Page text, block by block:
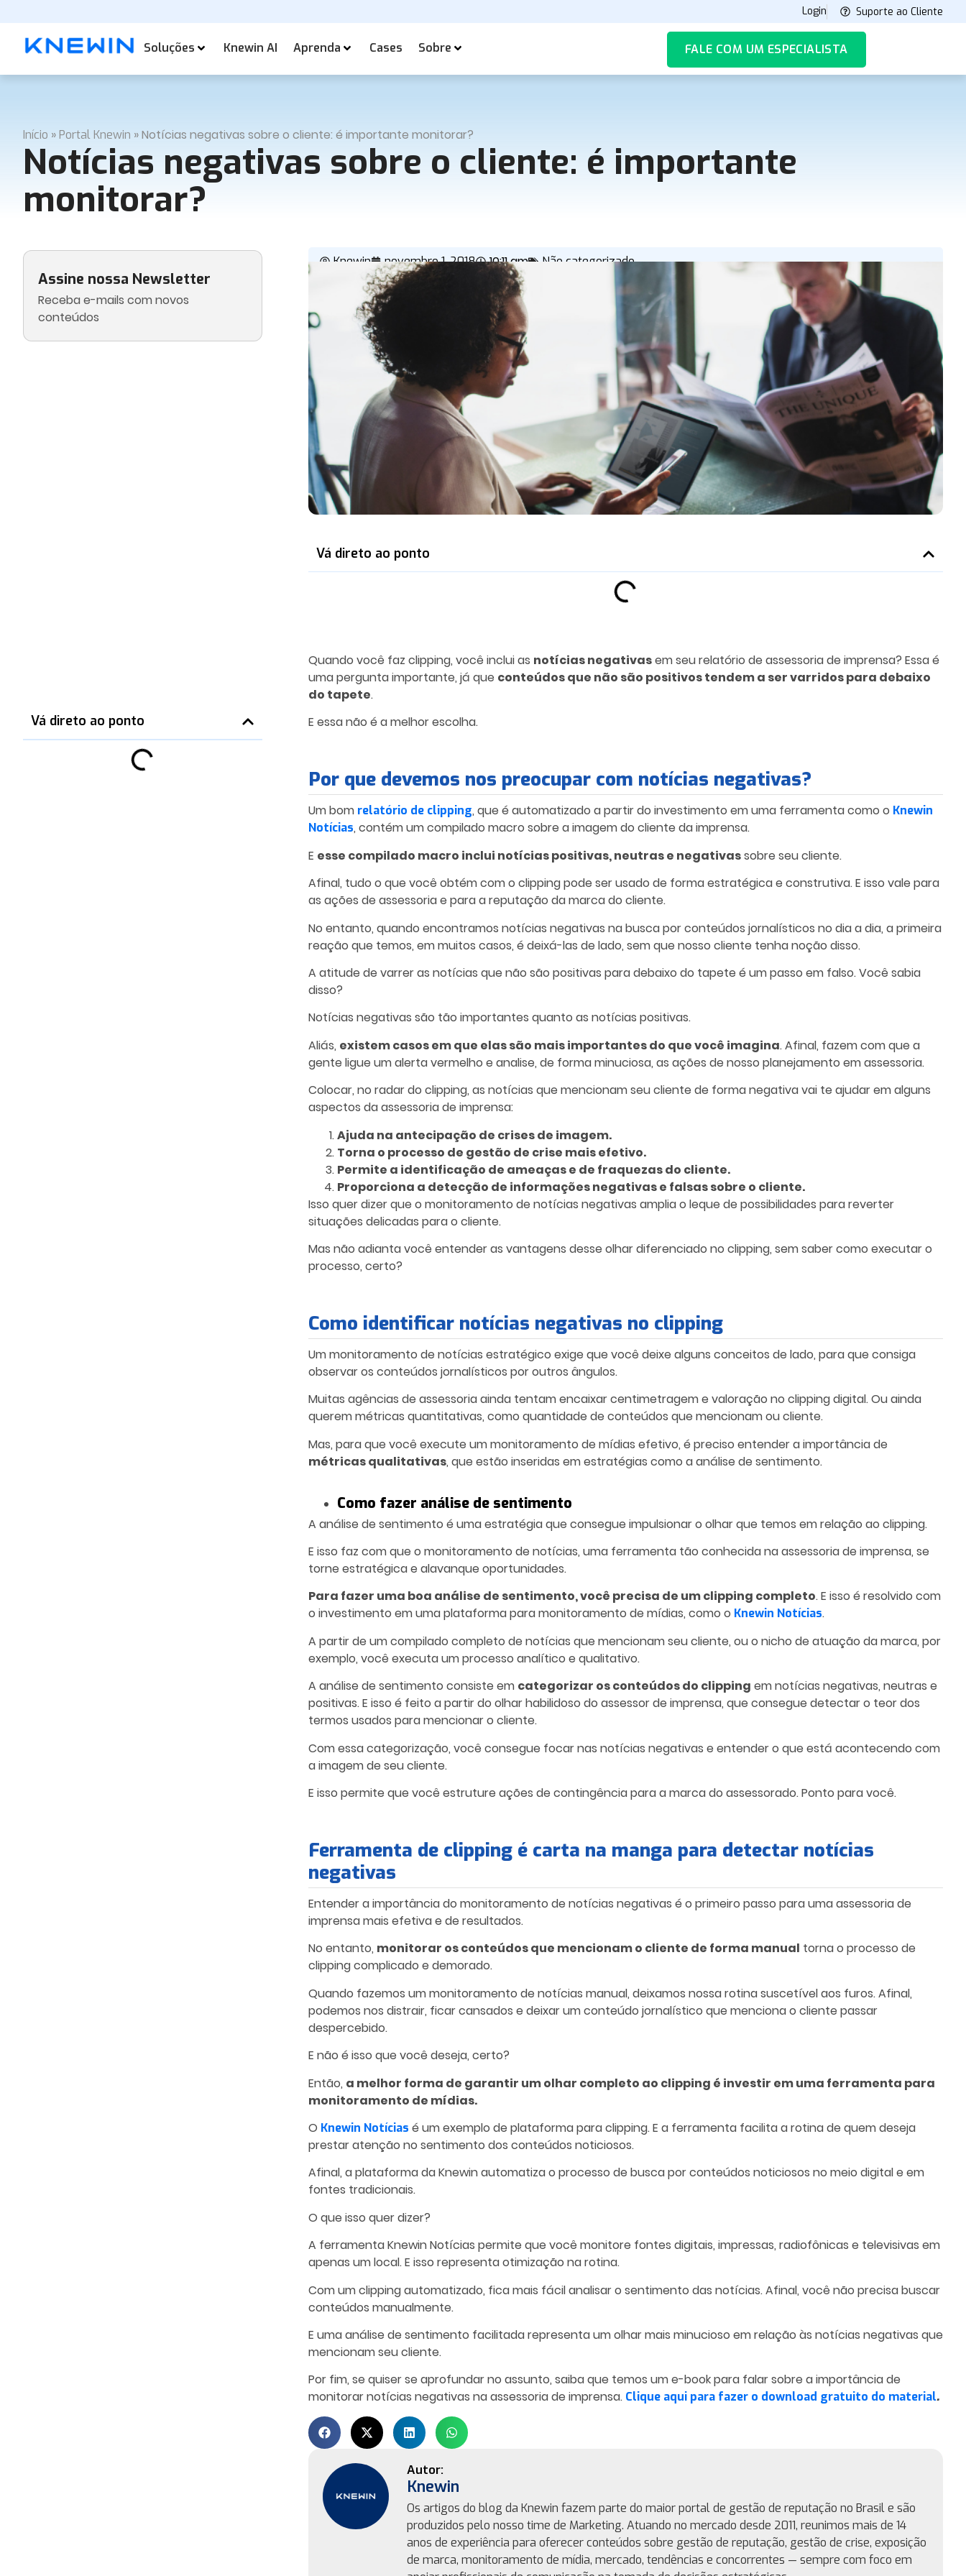
Login Suporte ao Cliente
Soluções Knewin AI Aprenda Cases Sobre FALE COM UM ESPECIALISTA
Início »Portal Knewin »Notícias negativas sobre o cliente: é importante monitorar?
Notícias negativas sobre o cliente: é importante
monitorar?
Assine nossa Newsletter
Receba e-mails com novos
conteúdos
Vá direto ao ponto
Knewin novembro 1, 2018 10:11 am Não categorizado
Vá direto ao ponto
Quando você faz clipping, você inclui as notícias negativasem seu relatório de assessoria de imprensa? Essa é
uma pergunta importante, já que conteúdos que não são positivos tendem a ser varridos para debaixo
do tapete.
E essa não é a melhor escolha.
Por que devemos nos preocupar com notícias negativas?
Um bom relatório de clipping, que é automatizado a partir do investimento em uma ferramenta como o Knewin
Notícias, contém um compilado macro sobre a imagem do cliente da imprensa.
E esse compilado macro inclui notícias positivas, neutras e negativassobre seu cliente.
Afinal, tudo o que você obtém com o clipping pode ser usado de forma estratégica e construtiva. E isso vale para
as ações de assessoria e para a reputação da marca do cliente.
No entanto, quando encontramos notícias negativas na busca por conteúdos jornalísticos no dia a dia, a primeira
reação que temos, em muitos casos, é deixá-las de lado, sem que nosso cliente tenha noção disso.
A atitude de varrer as notícias que não são positivas para debaixo do tapete é um passo em falso. Você sabia
disso?
Notícias negativas são tão importantes quanto as notícias positivas.
Aliás, existem casos em que elas são mais importantes do que você imagina. Afinal, fazem com que a
gente ligue um alerta vermelho e analise, de forma minuciosa, as ações de nosso planejamento em assessoria.
Colocar, no radar do clipping, as notícias que mencionam seu cliente de forma negativa vai te ajudar em alguns
aspectos da assessoria de imprensa:
Ajuda na antecipação de crises de imagem.
Torna o processo de gestão de crise mais efetivo.
Permite a identificação de ameaças e de fraquezas do cliente.
Proporciona a detecção de informações negativas e falsas sobre o cliente.
Isso quer dizer que o monitoramento de notícias negativas amplia o leque de possibilidades para reverter
situações delicadas para o cliente.
Mas não adianta você entender as vantagens desse olhar diferenciado no clipping, sem saber como executar o
processo, certo?
Como identificar notícias negativas no clipping
Um monitoramento de notícias estratégico exige que você deixe alguns conceitos de lado, para que consiga
observar os conteúdos jornalísticos por outros ângulos.
Muitas agências de assessoria ainda tentam encaixar centimetragem e valoração no clipping digital. Ou ainda
querem métricas quantitativas, como quantidade de conteúdos que mencionam ou cliente.
Mas, para que você execute um monitoramento de mídias efetivo, é preciso entender a importância de
métricas qualitativas, que estão inseridas em estratégias como a análise de sentimento.
Como fazer análise de sentimento
A análise de sentimento é uma estratégia que consegue impulsionar o olhar que temos em relação ao clipping.
E isso faz com que o monitoramento de notícias, uma ferramenta tão conhecida na assessoria de imprensa, se
torne estratégica e alavanque oportunidades.
Para fazer uma boa análise de sentimento, você precisa de um clipping completo. E isso é resolvido com
o investimento em uma plataforma para monitoramento de mídias, como o Knewin Notícias.
A partir de um compilado completo de notícias que mencionam seu cliente, ou o nicho de atuação da marca, por
exemplo, você executa um processo analítico e qualitativo.
A análise de sentimento consiste em categorizar os conteúdos do clipping emnotícias negativas, neutras e
positivas. E isso é feito a partir do olhar habilidoso do assessor de imprensa, que consegue detectar o teor dos
termos usados para mencionar o cliente.
Com essa categorização, você consegue focar nas notícias negativas e entender o que está acontecendo com
a imagem de seu cliente.
E isso permite que você estruture ações de contingência para a marca do assessorado. Ponto para você.
Ferramenta de clipping é carta na manga para detectar notícias
negativas
Entender a importância do monitoramento de notícias negativas é o primeiro passo para uma assessoria de
imprensa mais efetiva e de resultados.
No entanto, monitorar os conteúdos que mencionam o cliente de forma manual torna o processo de
clipping complicado e demorado.
Quando fazemos um monitoramento de notícias manual, deixamos nossa rotina suscetível aos furos. Afinal,
podemos nos distrair, ficar cansados e deixar um conteúdo jornalístico que menciona o cliente passar
despercebido.
E não é isso que você deseja, certo?
Então, a melhor forma de garantir um olhar completo ao clipping é investir em uma ferramenta para
monitoramento de mídias.
O Knewin Notícias é um exemplo de plataforma para clipping. E a ferramenta facilita a rotina de quem deseja
prestar atenção no sentimento dos conteúdos noticiosos.
Afinal, a plataforma da Knewin automatiza o processo de busca por conteúdos noticiosos no meio digital e em
fontes tradicionais.
O que isso quer dizer?
A ferramenta Knewin Notícias permite que você monitore fontes digitais, impressas, radiofônicas e televisivas em
apenas um local. E isso representa otimização na rotina.
Com um clipping automatizado, fica mais fácil analisar o sentimento das notícias. Afinal, você não precisa buscar
conteúdos manualmente.
E uma análise de sentimento facilitada representa um olhar mais minucioso em relação às notícias negativas que
mencionam seu cliente.
Por fim, se quiser se aprofundar no assunto, saiba que temos um e-book para falar sobre a importância de
monitorarnotícias negativas na assessoria de imprensa. Cliqueaqui para fazer o download gratuito do material.
Knewin
Os artigos do blog da Knewin fazem parte do maior portal de gestão de reputação no Brasil e são
produzidos pelo nosso time de Marketing. Atuando no mercado desde 2011, reunimos mais de 14
anos de experiência para oferecer conteúdos sobre gestão de reputação, gestão de crise, exposição
de marca, monitoramento de mídia, mercado, tendências e concorrentes — sempre com foco em